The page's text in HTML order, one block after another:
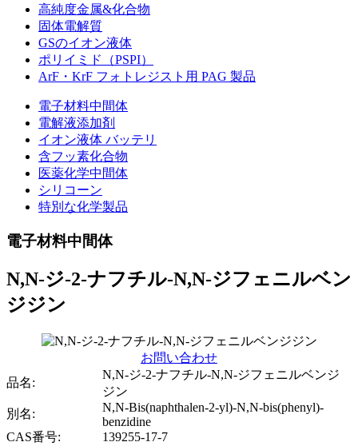
高純度金属&化合物
固体電解質
GSのイオン液体
ポリイミド（PSPI）
ArF・KrF フォトレジスト用 PAG 製品
電子材料中間体
電解液添加剤
イオン液体 バッテリ
含フッ素化合物
医薬化学中間体
シリコーン
特別な化学製品
電子材料中間体
N,N-ジ-2-ナフチル-N,N-ジフェニルベン
ジジン
お問い合わせ
品名:
N,N-ジ-2-ナフチル-N,N-ジフェニルベンジ
ジン
別名:
N,N-Bis(naphthalen-2-yl)-N,N-bis(phenyl)-
benzidine
CAS番号:
139255-17-7